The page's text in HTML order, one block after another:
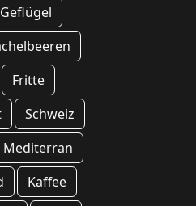
Geflügel
Fritte
Schweiz
Mediterran
Kaffee